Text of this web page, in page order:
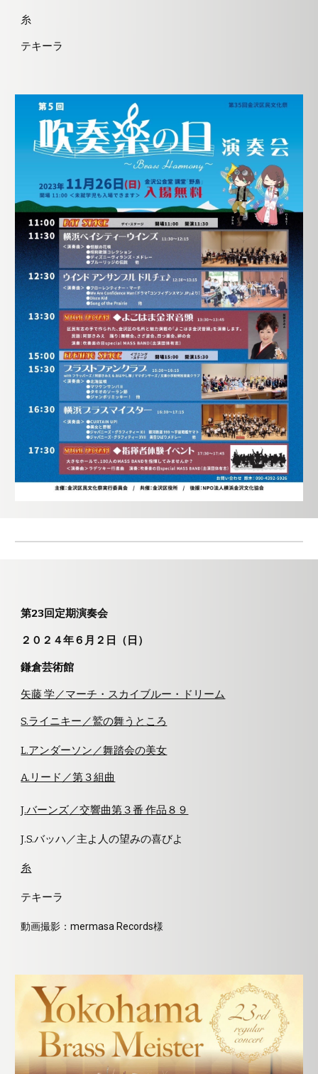
糸
テキーラ
第23 回定期演奏会
２０２ ４年６ 月２日（日）
鎌倉芸術館
矢藤 学／マーチ・スカイブルー・ドリーム
S.ライニキー／鷲の舞うところ
L.アンダーソン／舞踏会の美女
A.リード／第３組曲
J.バーンズ／交響曲第３番 作品８９
J.S.バッハ／主よ人の望みの喜びよ
糸
テキーラ
動画撮影：mermasa Records様